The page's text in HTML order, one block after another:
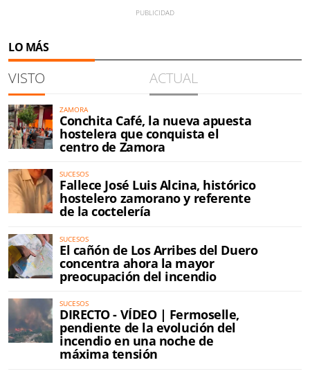
LO MÁS
VISTO ACTUAL
ZAMORA
Conchita Café, la nueva apuesta
hostelera que conquista el
centro de Zamora
SUCESOS
Fallece José Luis Alcina, histórico
hostelero zamorano y referente
de la coctelería
SUCESOS
El cañón de Los Arribes del Duero
concentra ahora la mayor
preocupación del incendio
SUCESOS
DIRECTO - VÍDEO | Fermoselle,
pendiente de la evolución del
incendio en una noche de
máxima tensión